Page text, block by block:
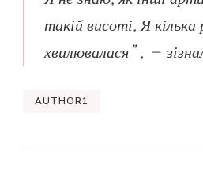
такій висоті. Я
хвилювалася” , –
AUTHOR1